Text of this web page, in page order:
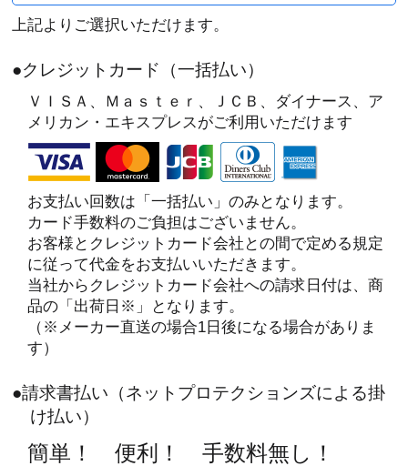
上記よりご選択いただけます。
●クレジットカード（一括払い）
ＶＩＳＡ、Ｍａｓｔｅｒ、ＪＣＢ、ダイナース、ア
メリカン・エキスプレスがご利用いただけます
お支払い回数は「一括払い」のみとなります。
カード手数料のご負担はございません。
お客様とクレジットカード会社との間で定める規定
に従って代金をお支払いいただきます。
当社からクレジットカード会社への請求日付は、商
品の「出荷日※」となります。
（※メーカー直送の場合1日後になる場合がありま
す）
●請求書払い（ネットプロテクションズによる掛
け払い）
簡単！ 便利！ 手数料無し！